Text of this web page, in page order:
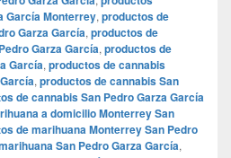
García Monterrey, productos de
Garza García, productos de
Garza García, productos de
García, productos de cannabis
, productos de cannabis San
de cannabis San Pedro Garza García
a domicilio Monterrey San
de marihuana Monterrey San Pedro
San Pedro Garza García,